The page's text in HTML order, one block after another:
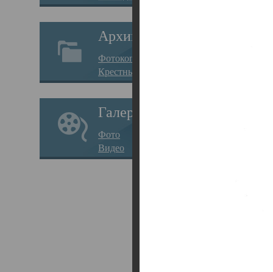
Архив
Фотокопии дел
Крестные ходы
Галерея
Фото
Видео